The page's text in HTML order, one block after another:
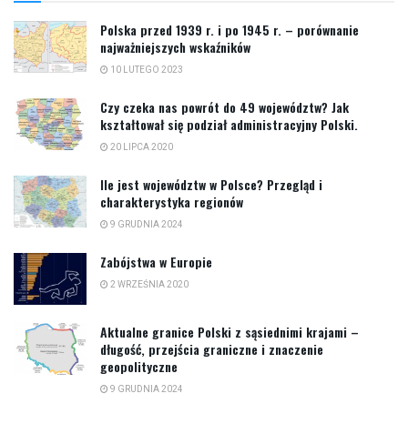
Polska przed 1939 r. i po 1945 r. – porównanie
najważniejszych wskaźników
10 LUTEGO 2023
Czy czeka nas powrót do 49 województw? Jak
kształtował się podział administracyjny Polski.
20 LIPCA 2020
Ile jest województw w Polsce? Przegląd i
charakterystyka regionów
9 GRUDNIA 2024
Zabójstwa w Europie
2 WRZEŚNIA 2020
Aktualne granice Polski z sąsiednimi krajami –
długość, przejścia graniczne i znaczenie
geopolityczne
9 GRUDNIA 2024